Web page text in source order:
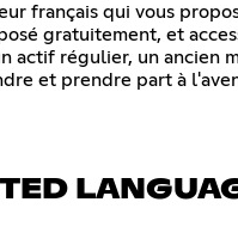
français qui vous
gratuitement, et
actif régulier, un ancien
et prendre part à